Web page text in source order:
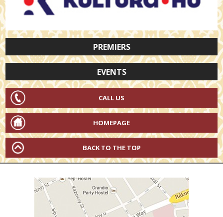
PREMIERS
EVENTS
CALL US
HOMEPAGE
BACK TO THE TOP